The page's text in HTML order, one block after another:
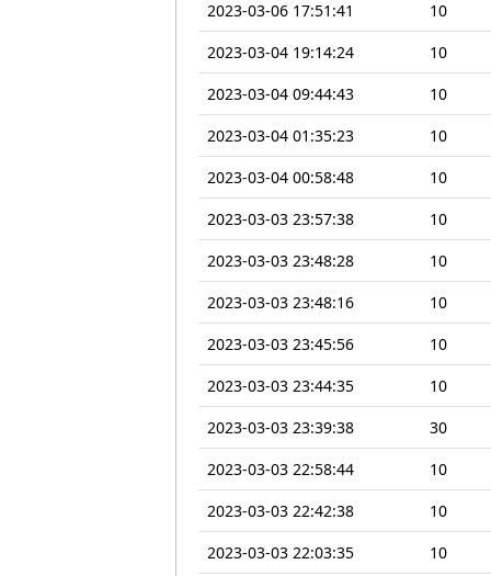
2023-03-06 17:51:41
10
2023-03-04 19:14:24
10
2023-03-04 09:44:43
10
2023-03-04 01:35:23
10
2023-03-04 00:58:48
10
2023-03-03 23:57:38
10
2023-03-03 23:48:28
10
2023-03-03 23:48:16
10
2023-03-03 23:45:56
10
2023-03-03 23:44:35
10
2023-03-03 23:39:38
30
2023-03-03 22:58:44
10
2023-03-03 22:42:38
10
2023-03-03 22:03:35
10